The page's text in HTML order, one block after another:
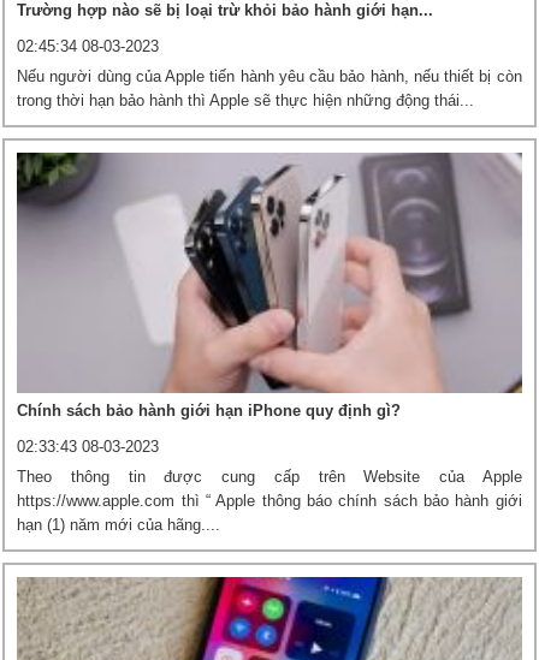
Trường hợp nào sẽ bị loại trừ khỏi bảo hành giới hạn...
02:45:34 08-03-2023
Nếu người dùng của Apple tiến hành yêu cầu bảo hành, nếu thiết bị còn
trong thời hạn bảo hành thì Apple sẽ thực hiện những động thái...
Chính sách bảo hành giới hạn iPhone quy định gì?
02:33:43 08-03-2023
Theo thông tin được cung cấp trên Website của Apple
https://www.apple.com thì “ Apple thông báo chính sách bảo hành giới
hạn (1) năm mới của hãng....